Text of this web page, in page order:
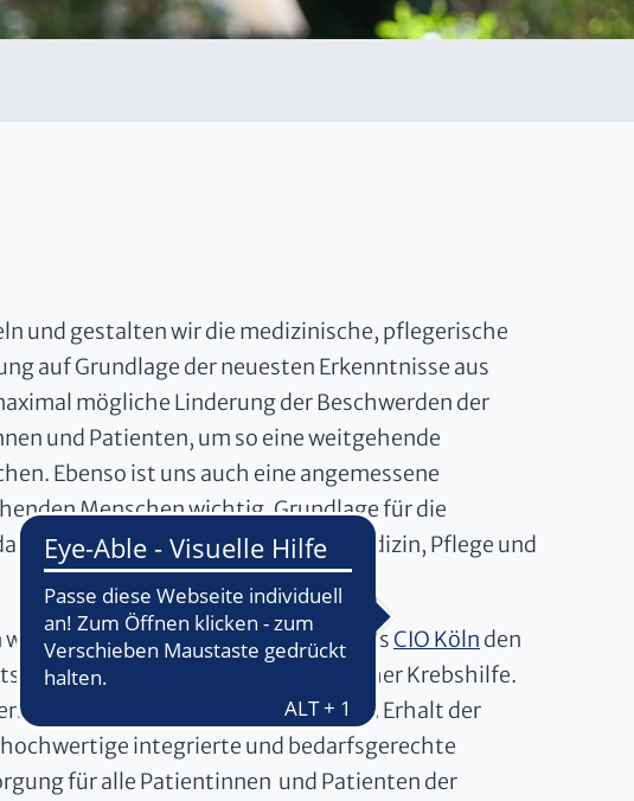
und gestalten wir die medizinische, pflegerische
auf Grundlage der neuesten Erkenntnisse aus
mögliche Linderung der Beschwerden der
und Patienten, um so eine weitgehende
Ebenso ist uns auch eine angemessene
Menschen wichtig. Grundlage für die
die aktuellsten Leitlinien aus Medizin, Pflege und
uns unter anderem als Mitglied des CIO Köln den
Krebsgesellschaft und Deutscher Krebshilfe.
zum erfolgreichen Erhalt der
integrierte und bedarfsgerechte
für alle Patientinnen und Patienten der